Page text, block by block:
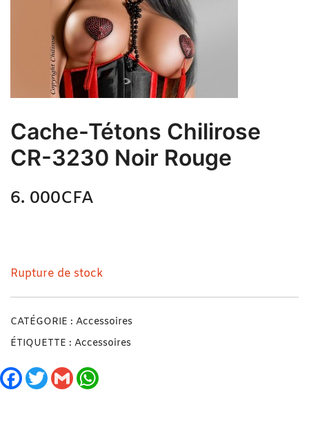
Cache-Tétons Chilirose
CR-3230 Noir Rouge
6. 000CFA
Rupture de stock
CATÉGORIE : Accessoires
ÉTIQUETTE : Accessoires
Facebook
TwitterGmail